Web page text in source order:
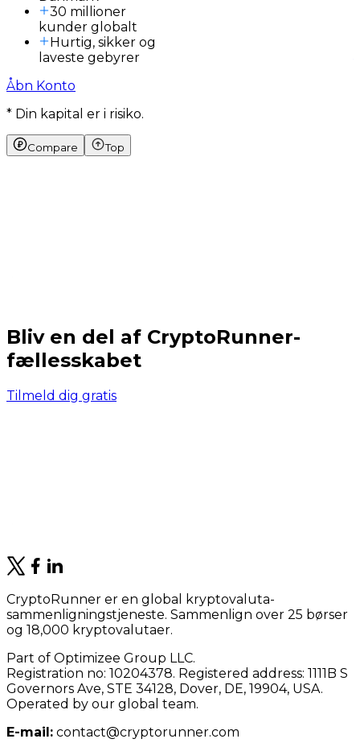
30 millioner
kunder globalt
Hurtig, sikker og
laveste gebyrer
Åbn Konto
* Din kapital er i risiko.
Compare Top
Bliv en del af CryptoRunner-
fællesskabet
Tilmeld dig gratis
CryptoRunner er en global kryptovaluta-
sammenligningstjeneste. Sammenlign over 25 børser
og 18,000 kryptovalutaer.
Part of Optimizee Group LLC.
Registration no: 10204378. Registered address: 1111B S
Governors Ave, STE 34128, Dover, DE, 19904, USA.
Operated by our global team.
E-mail: contact@cryptorunner.com